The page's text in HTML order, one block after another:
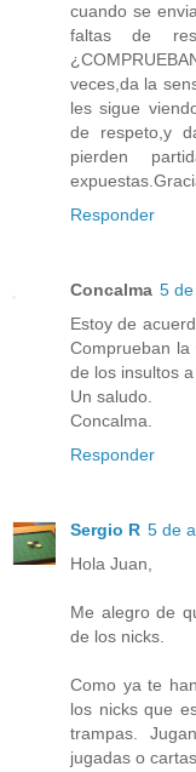
cuando se
faltas de
veces,da la
les sigue
de respeto,y
pierden
Responder
Concalma 5
Estoy de
Comprueban
de los insultos
Un saludo.
Concalma.
Responder
Sergio R 5 de
Hola Juan,
Me alegro de
de los nicks.
Como ya te
los nicks que
trampas.
jugadas o